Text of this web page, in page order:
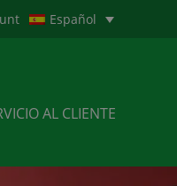
Español
AL CLIENTE